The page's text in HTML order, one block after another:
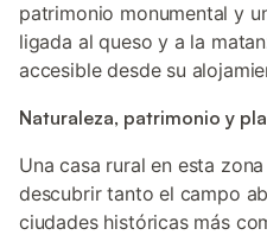
patrimonio monumental y
ligada al queso y a la
accesible desde su
Naturaleza, patrimonio y
Una casa rural en esta
descubrir tanto el campo
ciudades históricas más